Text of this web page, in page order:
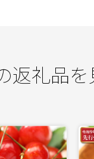
返礼品